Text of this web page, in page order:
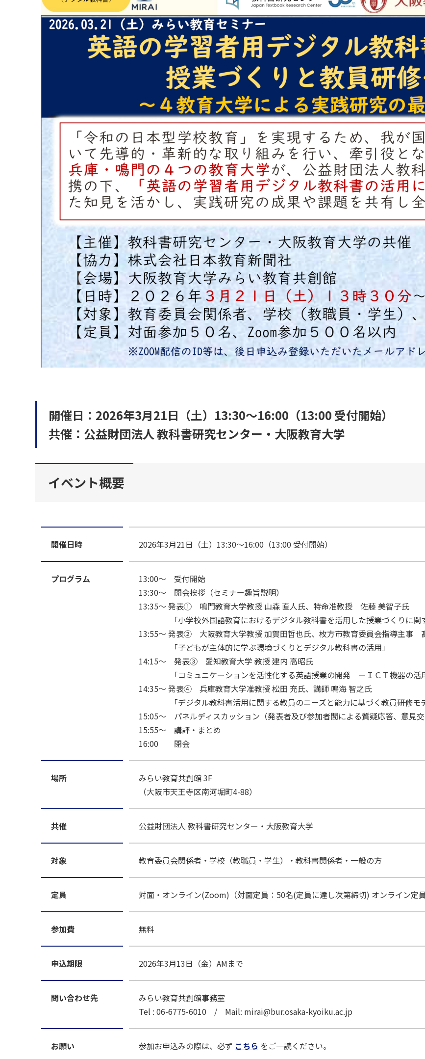
開催日：2026年3月21日（土）13:30～16:00（13:00 受付開始）
共催：公益財団法人 教科書研究センター・大阪教育大学
イベント概要
開催日時 2026年3月21日（土）13:30～16:00（13:00 受付開始）
プログラム
13:00～ 受付開始
13:30～ 開会挨拶（セミナー趣旨説明）
13:35～ 発表① 鳴門教育大学教授 山森 直人氏、特命准教授 佐藤 美智子氏
「小学校外国語教育におけるデジタル教科書を活用した授業づくりに関す
13:55～ 発表② 大阪教育大学教授 加賀田哲也氏、枚方市教育委員会指導主事
「子どもが主体的に学ぶ環境づくりとデジタル教科書の活用」
14:15～ 発表③ 愛知教育大学 教授 建内 高昭氏
「コミュニケーションを活性化する英語授業の開発 ーＩＣＴ機器の活用
14:35～ 発表④ 兵庫教育大学准教授 松田 充氏、講師 鳴海 智之氏
「デジタル教科書活用に関する教員のニーズと能力に基づく教員研修モデ
15:05～ パネルディスカッション（発表者及び参加者間による質疑応答、
15:55～ 講評・まとめ
16:00 閉会
場所
みらい教育共創館 3F
（大阪市天王寺区南河堀町4-88）
共催 公益財団法人 教科書研究センター・大阪教育大学
対象 教育委員会関係者・学校（教職員・学生）・教科書関係者・一般の方
定員 対面・オンライン(Zoom)（対面定員：50名(定員に達し次第締切) オンライン定員
参加費 無料
申込期限 2026年3月13日（金）AMまで
問い合わせ先
みらい教育共創館事務室
Tel : 06-6775-6010 / Mail: mirai@bur.osaka-kyoiku.ac.jp
お願い 参加お申込みの際は、必ず こちら をご一読ください。